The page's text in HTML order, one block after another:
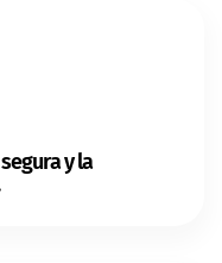
y la